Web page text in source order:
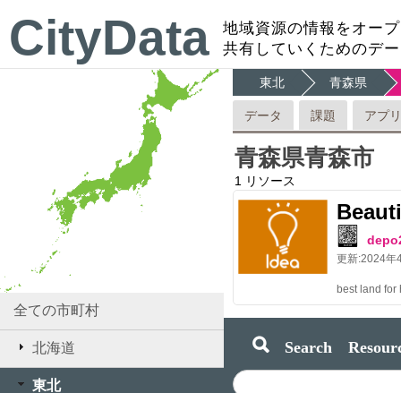
CityData
地域資源の情報をオー
共有していくためのデ
全ての市町村
北海道
東北
東北 青森県
データ 課題 アプリ
青森県青森市
1 リソース
更新:2024年
best land for
Search